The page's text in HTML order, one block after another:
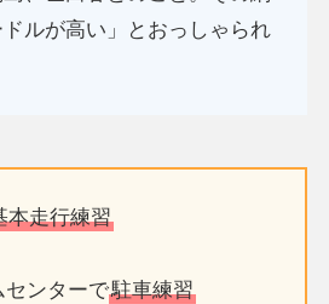
ルが高い」とおっしゃられ
本走行練習
センターで駐車練習